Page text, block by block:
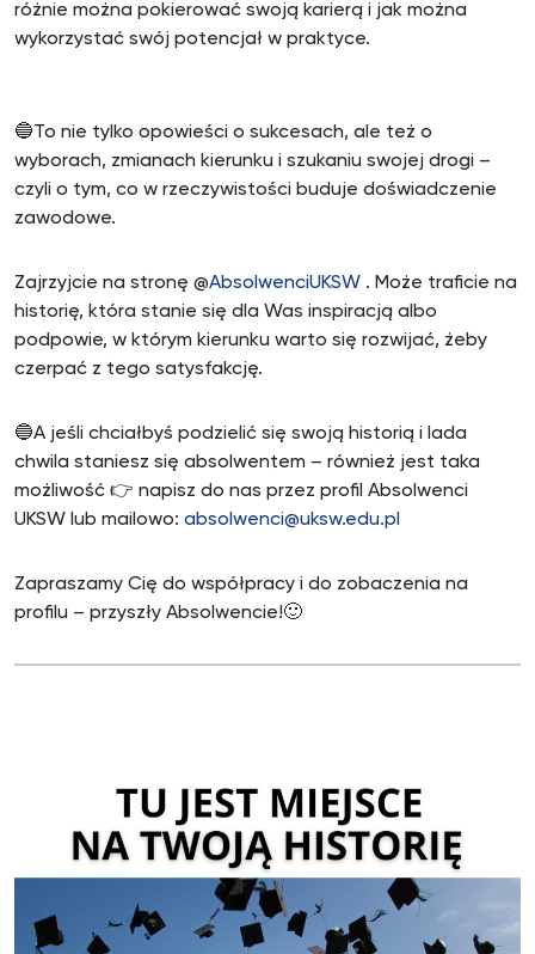
różnie można pokierować swoją karierą i jak można
wykorzystać swój potencjał w praktyce.
🔵To nie tylko opowieści o sukcesach, ale też o
wyborach, zmianach kierunku i szukaniu swojej drogi –
czyli o tym, co w rzeczywistości buduje doświadczenie
zawodowe.
Zajrzyjcie na stronę @AbsolwenciUKSW . Może traficie na
historię, która stanie się dla Was inspiracją albo
podpowie, w którym kierunku warto się rozwijać, żeby
czerpać z tego satysfakcję.
🔵A jeśli chciałbyś podzielić się swoją historią i lada
chwila staniesz się absolwentem – również jest taka
możliwość 👉 napisz do nas przez profil Absolwenci
UKSW lub mailowo: absolwenci@uksw.edu.pl
Zapraszamy Cię do współpracy i do zobaczenia na
profilu – przyszły Absolwencie!🙂